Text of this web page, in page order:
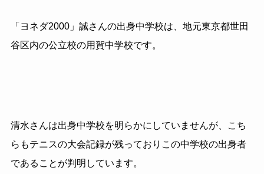
「ヨネダ2000」誠さんの出身中学校は、地元東京都世田
谷区内の公立校の用賀中学校です。
清水さんは出身中学校を明らかにしていませんが、こち
らもテニスの大会記録が残っておりこの中学校の出身者
であることが判明しています。